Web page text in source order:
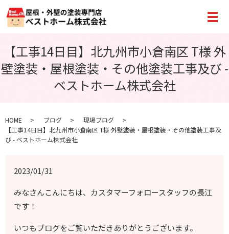
メ
【工事14日目】北九州市小倉南区 T様 外
壁塗装・屋根塗装・その他塗装工事及び -
ベストホーム株式会社
HOME ブログ
現場ブログ
【工事14日目】北九州市小倉南区 T様 外壁塗装・屋根塗装・その他塗装工事及
び - ベストホーム株式会社
2023/01/31
みなさんこんにちは、カスタマーフォロースタッフの長江
です！
いつもブログをご覧いただきありがとうございます。